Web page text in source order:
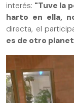
interés: "Tuve la
harto en ella,
directa, el
es de otro